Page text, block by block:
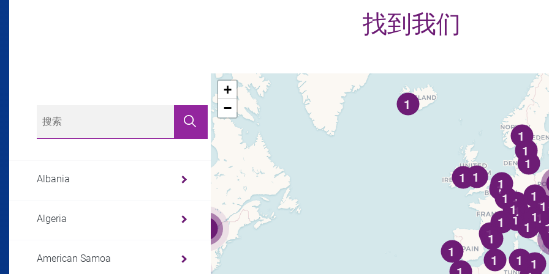
找到我们
Albania
Algeria
American Samoa
1
1
1
1
1
1
1
1
1
1
1
1
1
1
1
1
1
1
1
1
1
1
1
1
1
1
+
−